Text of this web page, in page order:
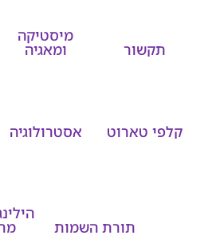
תקשור
מיסטיקה
ומאגיה
קלפי טארוט אסטרולוגיה
תורת השמות